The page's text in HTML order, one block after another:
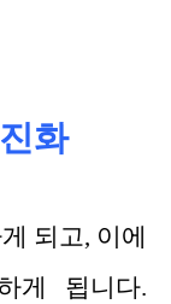
화
되고, 이에
게 됩니다.